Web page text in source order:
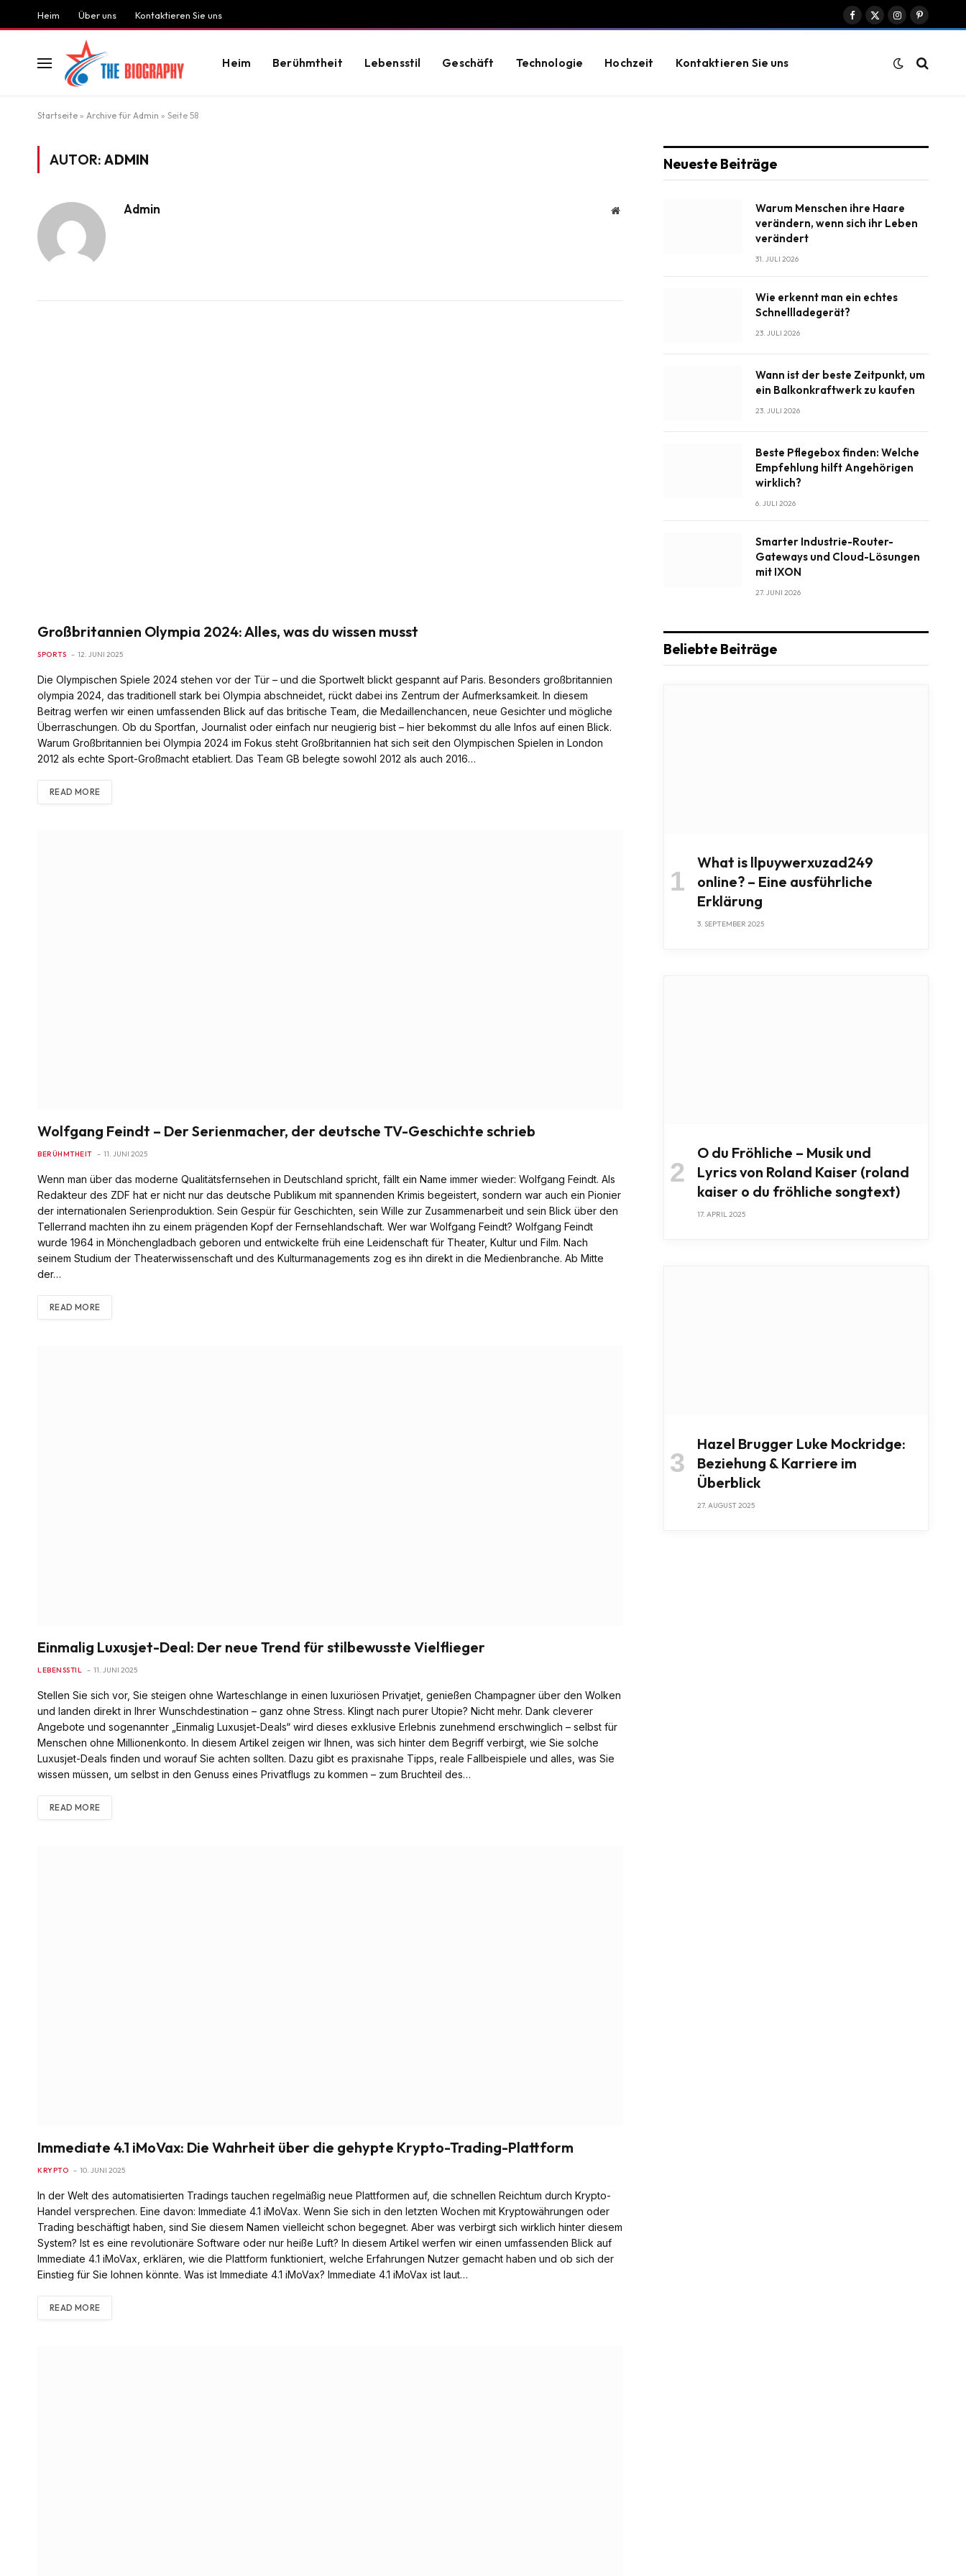
Heim Über uns Kontaktieren Sie uns
Facebook
X
InstagramPinterest
Heim Berühmtheit Lebensstil Geschäft Technologie Hochzeit Kontaktieren Sie uns
Startseite » Archive für Admin » Seite 58
AUTOR:ADMIN
Admin Website
Großbritannien Olympia 2024: Alles, was du wissen musst
SPORTS 12. JUNI 2025
Die Olympischen Spiele 2024 stehen vor der Tür – und die Sportwelt blickt gespannt auf Paris. Besonders großbritannien
olympia 2024, das traditionell stark bei Olympia abschneidet, rückt dabei ins Zentrum der Aufmerksamkeit. In diesem
Beitrag werfen wir einen umfassenden Blick auf das britische Team, die Medaillenchancen, neue Gesichter und mögliche
Überraschungen. Ob du Sportfan, Journalist oder einfach nur neugierig bist – hier bekommst du alle Infos auf einen Blick.
Warum Großbritannien bei Olympia 2024 im Fokus steht Großbritannien hat sich seit den Olympischen Spielen in London
2012 als echte Sport-Großmacht etabliert. Das Team GB belegte sowohl 2012 als auch 2016…
READ MORE
Wolfgang Feindt – Der Serienmacher, der deutsche TV-Geschichte schrieb
BERÜHMTHEIT 11. JUNI 2025
Wenn man über das moderne Qualitätsfernsehen in Deutschland spricht, fällt ein Name immer wieder: Wolfgang Feindt. Als
Redakteur des ZDF hat er nicht nur das deutsche Publikum mit spannenden Krimis begeistert, sondern war auch ein Pionier
der internationalen Serienproduktion. Sein Gespür für Geschichten, sein Wille zur Zusammenarbeit und sein Blick über den
Tellerrand machten ihn zu einem prägenden Kopf der Fernsehlandschaft. Wer war Wolfgang Feindt? Wolfgang Feindt
wurde 1964 in Mönchengladbach geboren und entwickelte früh eine Leidenschaft für Theater, Kultur und Film. Nach
seinem Studium der Theaterwissenschaft und des Kulturmanagements zog es ihn direkt in die Medienbranche. Ab Mitte
der…
READ MORE
Einmalig Luxusjet-Deal: Der neue Trend für stilbewusste Vielflieger
LEBENSSTIL 11. JUNI 2025
Stellen Sie sich vor, Sie steigen ohne Warteschlange in einen luxuriösen Privatjet, genießen Champagner über den Wolken
und landen direkt in Ihrer Wunschdestination – ganz ohne Stress. Klingt nach purer Utopie? Nicht mehr. Dank cleverer
Angebote und sogenannter „Einmalig Luxusjet-Deals“ wird dieses exklusive Erlebnis zunehmend erschwinglich – selbst für
Menschen ohne Millionenkonto. In diesem Artikel zeigen wir Ihnen, was sich hinter dem Begriff verbirgt, wie Sie solche
Luxusjet-Deals finden und worauf Sie achten sollten. Dazu gibt es praxisnahe Tipps, reale Fallbeispiele und alles, was Sie
wissen müssen, um selbst in den Genuss eines Privatflugs zu kommen – zum Bruchteil des…
READ MORE
Immediate 4.1 iMoVax: Die Wahrheit über die gehypte Krypto-Trading-Plattform
KRYPTO 10. JUNI 2025
In der Welt des automatisierten Tradings tauchen regelmäßig neue Plattformen auf, die schnellen Reichtum durch Krypto-
Handel versprechen. Eine davon: Immediate 4.1 iMoVax. Wenn Sie sich in den letzten Wochen mit Kryptowährungen oder
Trading beschäftigt haben, sind Sie diesem Namen vielleicht schon begegnet. Aber was verbirgt sich wirklich hinter diesem
System? Ist es eine revolutionäre Software oder nur heiße Luft? In diesem Artikel werfen wir einen umfassenden Blick auf
Immediate 4.1 iMoVax, erklären, wie die Plattform funktioniert, welche Erfahrungen Nutzer gemacht haben und ob sich der
Einstieg für Sie lohnen könnte. Was ist Immediate 4.1 iMoVax? Immediate 4.1 iMoVax ist laut…
READ MORE
Neueste Beiträge
Warum Menschen ihre Haare
verändern, wenn sich ihr Leben
verändert
31. JULI 2026
Wie erkennt man ein echtes
Schnellladegerät?
23. JULI 2026
Wann ist der beste Zeitpunkt, um
ein Balkonkraftwerk zu kaufen
23. JULI 2026
Beste Pflegebox finden: Welche
Empfehlung hilft Angehörigen
wirklich?
6. JULI 2026
Smarter Industrie-Router-
Gateways und Cloud-Lösungen
mit IXON
27. JUNI 2026
Beliebte Beiträge
What is llpuywerxuzad249
online? – Eine ausführliche
Erklärung
3. SEPTEMBER 2025
O du Fröhliche – Musik und
Lyrics von Roland Kaiser (roland
kaiser o du fröhliche songtext)
17. APRIL 2025
Hazel Brugger Luke Mockridge:
Beziehung & Karriere im
Überblick
27. AUGUST 2025